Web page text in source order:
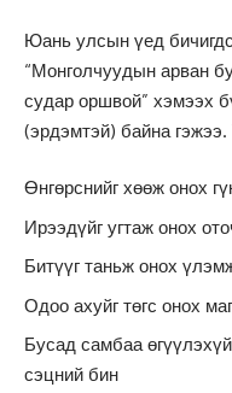
Юань улсын үед
“Монголчуудын арван
судар оршвой” хэмээх
(эрдэмтэй) байна гэжээ.
Өнгөрснийг хөөж онох
Ирээдүйг угтаж онох
Битүүг таньж онох
Одоо ахуйг төгс онох
Бусад самбаа
сэцний бин